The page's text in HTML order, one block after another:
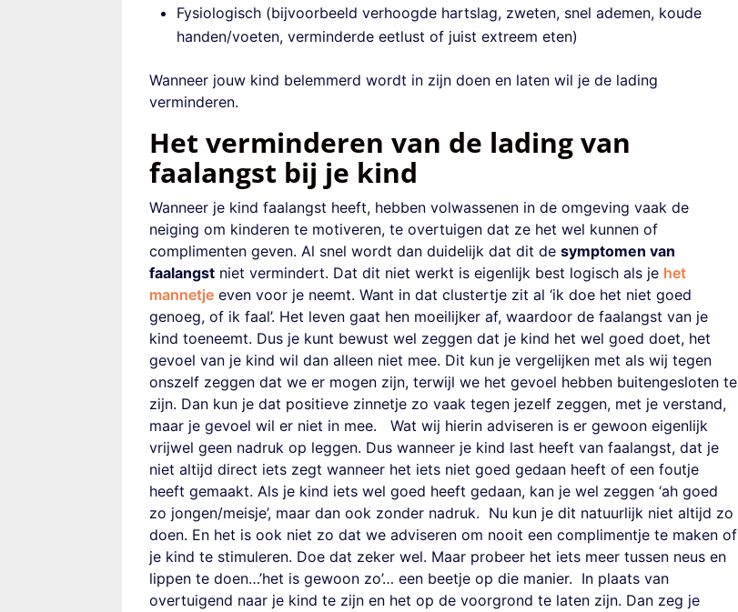
Fysiologisch (bijvoorbeeld verhoogde hartslag, zweten, snel ademen, koude
handen/voeten, verminderde eetlust of juist extreem eten)
Wanneer jouw kind belemmerd wordt in zijn doen en laten wil je de lading
verminderen.
Het verminderen van de lading van
faalangst bij je kind
Wanneer je kind faalangst heeft, hebben volwassenen in de omgeving vaak de
neiging om kinderen te motiveren, te overtuigen dat ze het wel kunnen of
complimenten geven. Al snel wordt dan duidelijk dat dit desymptomen van
faalangst niet vermindert. Dat dit niet werkt is eigenlijk best logisch als je het
mannetje even voor je neemt. Want in dat clustertje zit al ‘ik doe het niet goed
genoeg, of ik faal’. Het leven gaat hen moeilijker af,waardoor de faalangst van je
kind toeneemt. Dus je kunt bewust wel zeggen dat je kind het wel goed doet, het
gevoel van je kind wil dan alleen niet mee. Dit kun je vergelijken met als wij tegen
onszelf zeggen dat we er mogen zijn, terwijl we het gevoel hebben buitengesloten te
zijn. Dan kun je dat positieve zinnetje zo vaak tegen jezelf zeggen, met je verstand,
maar je gevoel wil er niet in mee.
Wat wij hierin adviseren is er gewoon eigenlijk
vrijwel geen nadruk op leggen. Dus wanneer je kind last heeft van faalangst,dat je
niet altijd direct iets zegt wanneer het iets niet goed gedaan heeft of een foutje
heeft gemaakt.Als je kind iets wel goed heeft gedaan, kan je wel zeggen ‘ah goed
zo jongen/meisje’, maar dan ook zonder nadruk. Nu kun je dit natuurlijk niet altijd zo
doen. En het is ook niet zo dat we adviseren om nooit een complimentje te maken of
je kind te stimuleren. Doe dat zeker wel. Maar probeer het iets meer tussen neus en
lippen te doen…’het is gewoon zo’…een beetje op die manier. In plaats van
overtuigend naar je kind te zijn en het op de voorgrond te laten zijn. Dan zeg je